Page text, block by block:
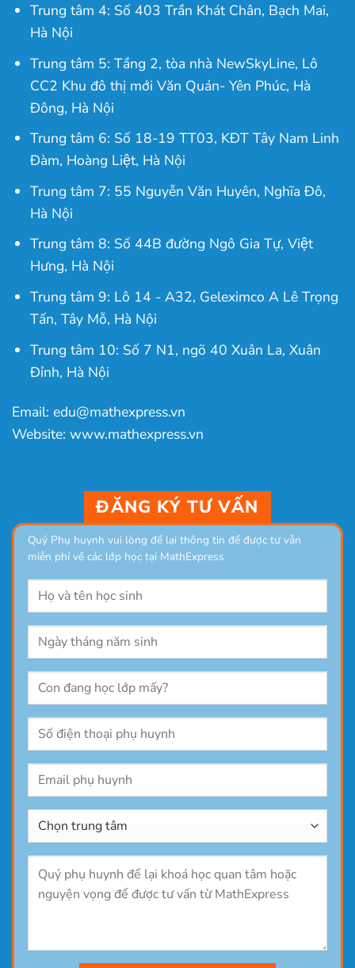
Trung tâm 4: Số 403 Trần Khát Chân, Bạch Mai,
Hà Nội
Trung tâm 5: Tầng 2, tòa nhà NewSkyLine, Lô
CC2 Khu đô thị mới Văn Quán- Yên Phúc, Hà
Đông, Hà Nội
Trung tâm 6: Số 18-19 TT03, KĐT Tây Nam Linh
Đàm, Hoàng Liệt, Hà Nội
Trung tâm 7: 55 Nguyễn Văn Huyên, Nghĩa Đô,
Hà Nội
Trung tâm 8: Số 44B đường Ngô Gia Tự, Việt
Hưng, Hà Nội
Trung tâm 9: Lô 14 - A32, Geleximco A Lê Trọng
Tấn, Tây Mỗ, Hà Nội
Trung tâm 10: Số 7 N1, ngõ 40 Xuân La, Xuân
Đỉnh, Hà Nội
Email: edu@mathexpress.vn
Website: www.mathexpress.vn
ĐĂNG KÝ TƯ VẤN
Quý Phụ huynh vui lòng để lại thông tin để được tư vẫn
miễn phí về các lớp học tại MathExpress